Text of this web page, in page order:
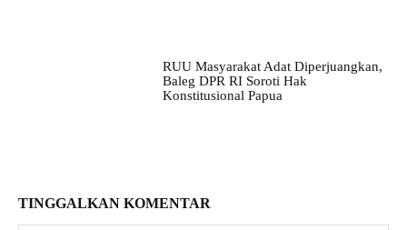
RUU Masyarakat Adat Diperjuangkan,
Baleg DPR RI Soroti Hak
Konstitusional Papua
TINGGALKAN KOMENTAR